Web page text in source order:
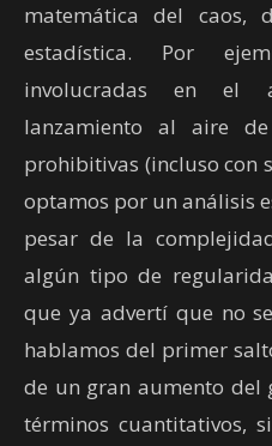
matemática del caos,
estadística. Por
involucradas en el
lanzamiento al aire
prohibitivas (incluso con
optamos por un análisis
pesar de la
algún tipo de
que ya advertí que no
hablamos del primer
de un gran aumento del
términos cuantitativos,